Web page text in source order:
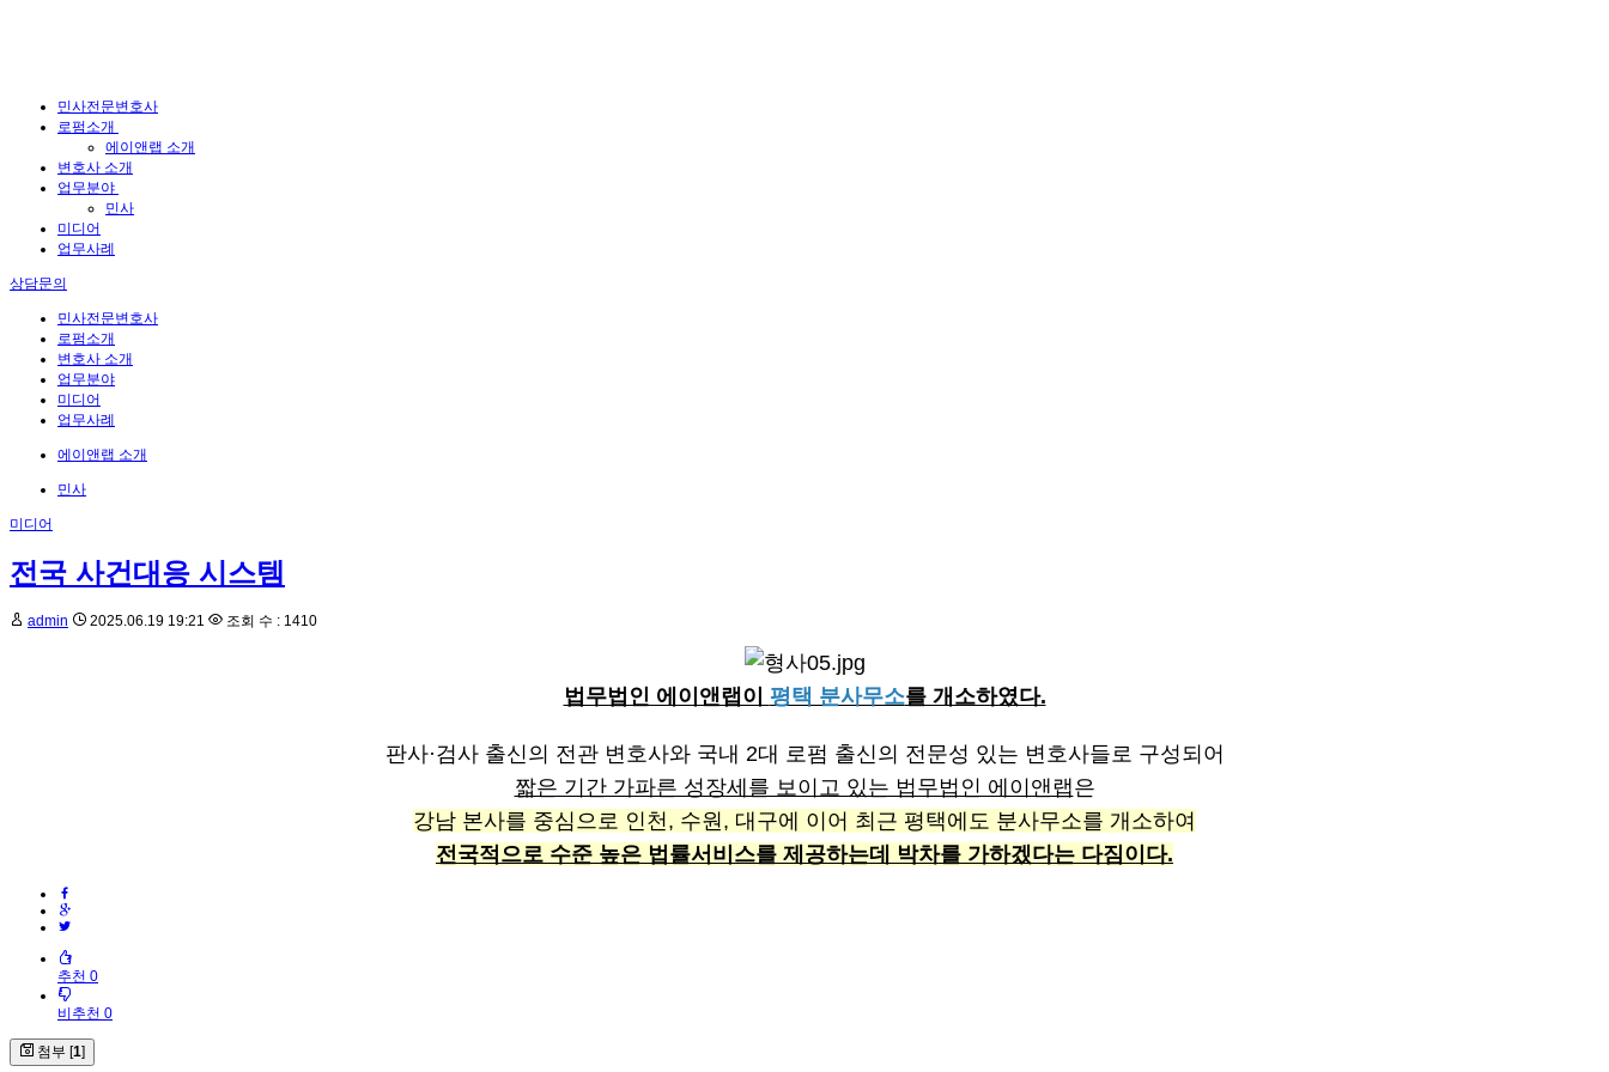
민사전문변호사
로펌소개
에이앤랩 소개
변호사 소개
업무분야
민사
미디어
업무사례
상담문의
민사전문변호사
로펌소개
변호사 소개
업무분야
미디어
업무사례
에이앤랩 소개
민사
미디어
전국 사건대응 시스템
admin 2025.06.19 19:21 조회 수 : 1410
법무법인 에이앤랩이 평택 분사무소를 개소하였다.
판사·검사 출신의 전관 변호사와 국내 2대 로펌 출신의 전문성 있는 변호사들로 구성되어
짧은 기간 가파른 성장세를 보이고 있는 법무법인 에이앤랩 은
강남 본사를 중심으로 인천, 수원, 대구에 이어 최근 평택에도 분사무소를 개소하여
전국적으로 수준 높은 법률서비스를 제공하는데 박차를 가하겠다는 다짐이다.
추천 0
비추천 0
첨부 [1]